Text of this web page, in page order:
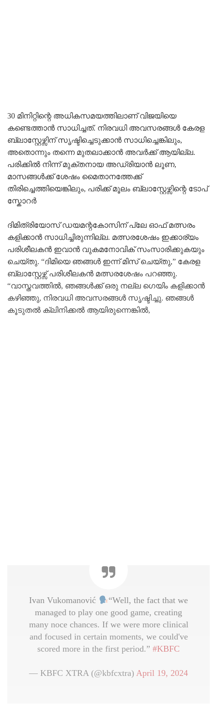
30 മിനിറ്റിന്റെ അധികസമയത്തിലാണ് വിജയിയെ
കണ്ടെത്താൻ സാധിച്ചത്. നിരവധി അവസരങ്ങൾ കേരള
ബ്ലാസ്റ്റേഴ്സിന് സൃഷ്ടിച്ചെടുക്കാൻ സാധിച്ചെങ്കിലും,
അതൊന്നും തന്നെ മുതലാക്കാൻ അവർക്ക് ആയില്ല.
പരിക്കിൽ നിന്ന് മുക്തനായ അഡ്രിയാൻ ലൂണ,
മാസങ്ങൾക്ക് ശേഷം മൈതാനത്തേക്ക്
തിരിച്ചെത്തിയെങ്കിലും, പരിക്ക് മൂലം ബ്ലാസ്റ്റേഴ്സിന്റെ ടോപ്
സ്കോറർ
ദിമിത്രിയോസ് ഡയമന്റകോസിന് പ്ലേ ഓഫ് മത്സരം
കളിക്കാൻ സാധിച്ചിരുന്നില്ല. മത്സരശേഷം ഇക്കാര്യം
പരിശീലകൻ ഇവാൻ വുകമനോവിക് സംസാരിക്കുകയും
ചെയ്തു. “ദിമിയെ ഞങ്ങൾ ഇന്ന് മിസ് ചെയ്തു,” കേരള
ബ്ലാസ്റ്റേഴ്സ് പരിശീലകൻ മത്സരശേഷം പറഞ്ഞു.
“വാസ്തവത്തിൽ, ഞങ്ങൾക്ക് ഒരു നല്ല ഗെയിം കളിക്കാൻ
കഴിഞ്ഞു, നിരവധി അവസരങ്ങൾ സൃഷ്ടിച്ചു. ഞങ്ങൾ
കൂടുതൽ ക്ലിനിക്കൽ ആയിരുന്നെങ്കിൽ,
Ivan Vukomanović
“Well, the fact that we
managed to play one good game, creating
many noce chances. If we were more clinical
and focused in certain moments, we could've
scored more in the first period.” #KBFC
— KBFC XTRA (@kbfcxtra) April 19, 2024